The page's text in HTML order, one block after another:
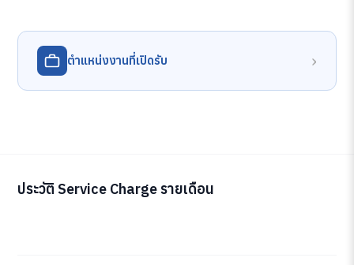
ตำแหน่งงานที่เปิดรับ ›
ประวัติ Service Charge รายเดือน